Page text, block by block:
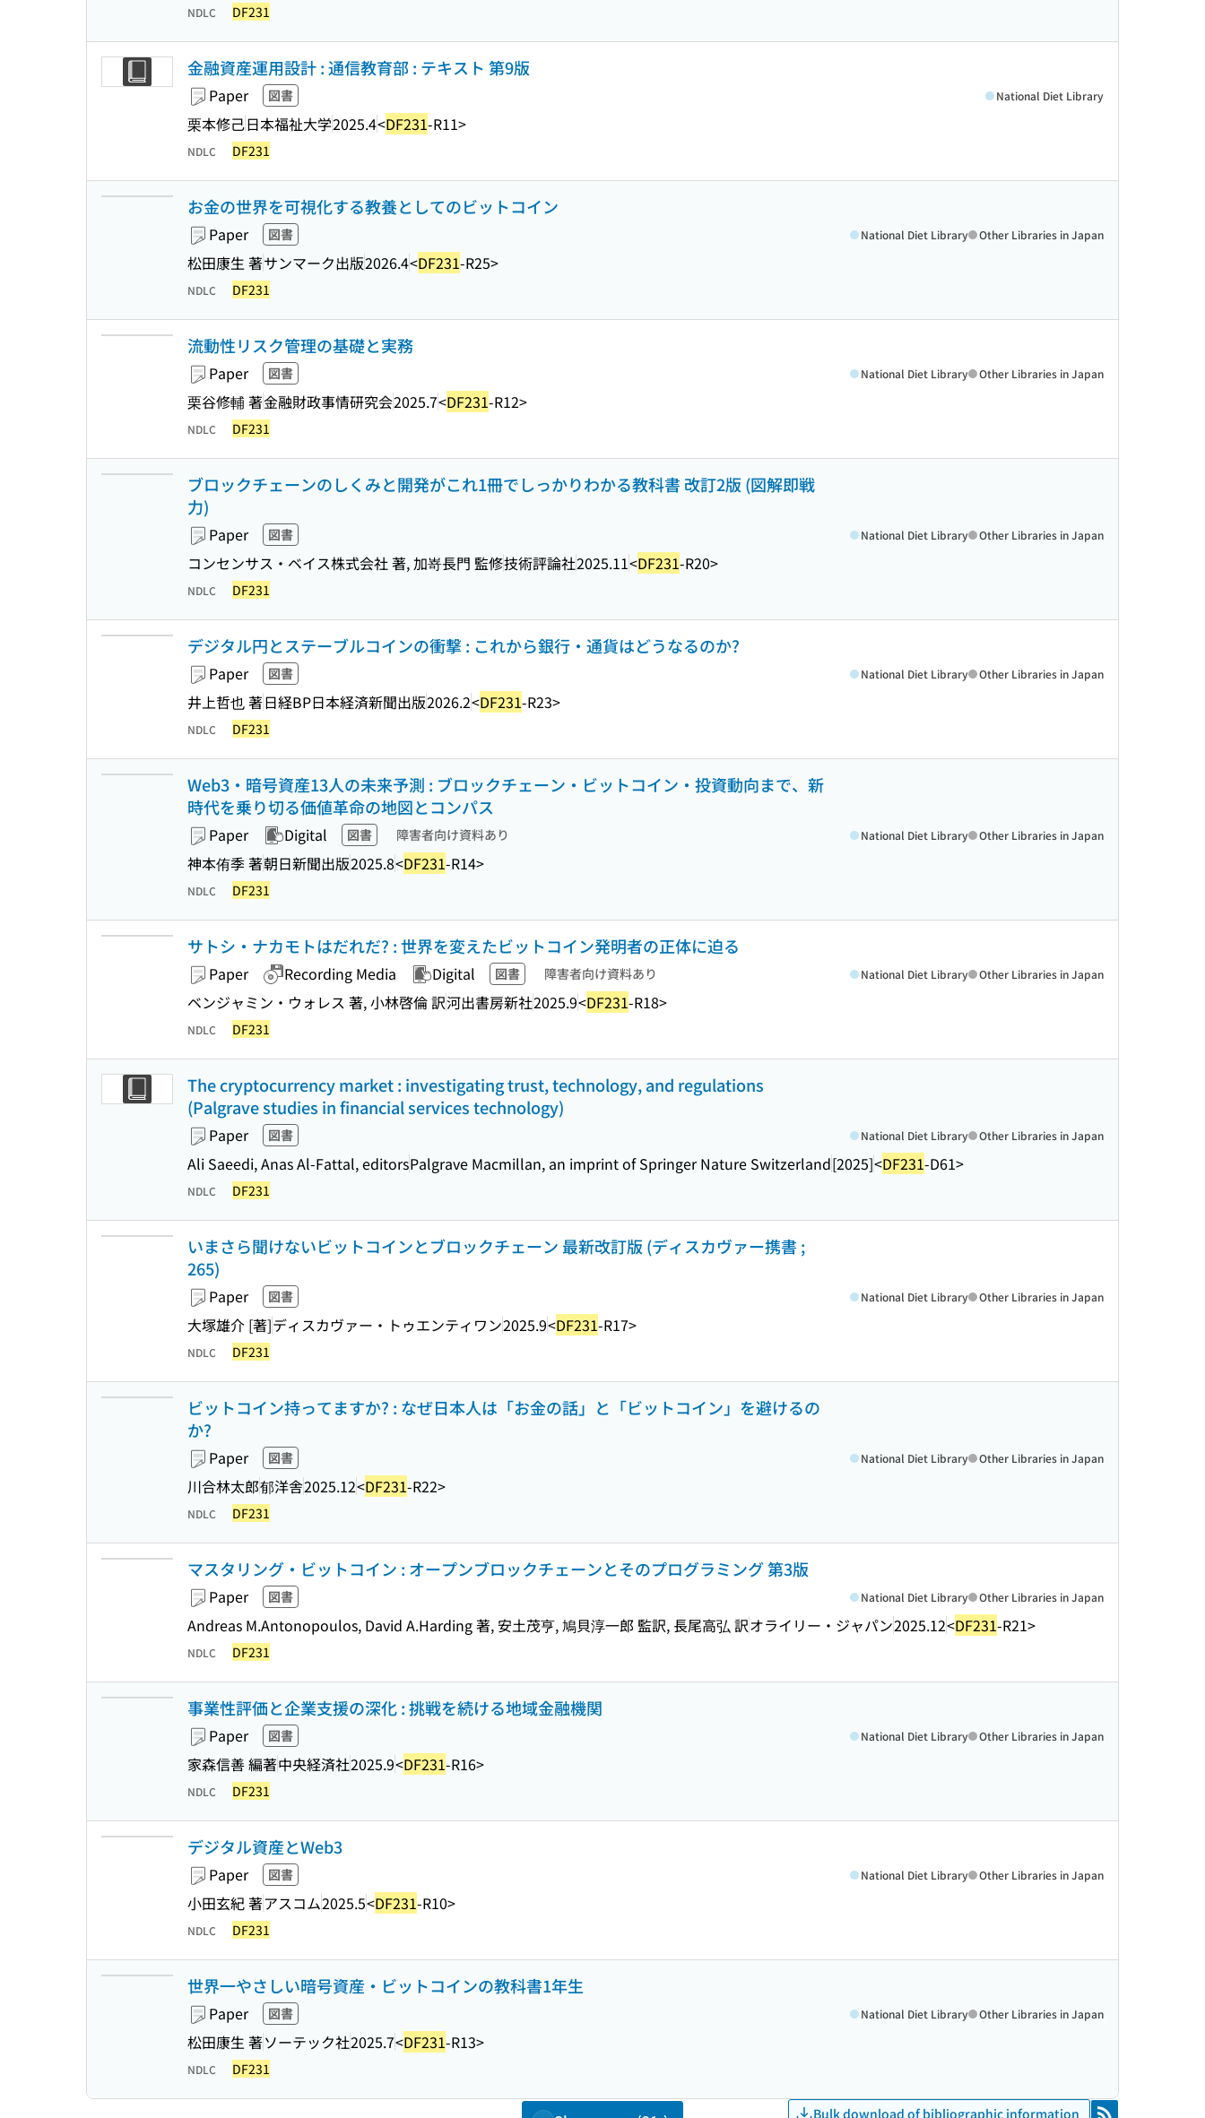
NDLC DF231
金融資産運用設計 : 通信教育部 : テキスト 第9版
Paper 図書
栗本修己日本福祉大学2025.4<DF231-R11>
National Diet Library
NDLC DF231
お金の世界を可視化する教養としてのビットコイン
Paper 図書
松田康生 著サンマーク出版2026.4<DF231-R25>
National Diet Library Other Libraries in Japan
NDLC DF231
流動性リスク管理の基礎と実務
Paper 図書
栗谷修輔 著金融財政事情研究会2025.7<DF231-R12>
National Diet Library Other Libraries in Japan
NDLC DF231
ブロックチェーンのしくみと開発がこれ1冊でしっかりわかる教科書 改訂2版 (図解即戦
力)
Paper 図書
コンセンサス・ベイス株式会社 著, 加嵜長門 監修技術評論社2025.11<DF231-R20>
National Diet Library Other Libraries in Japan
NDLC DF231
デジタル円とステーブルコインの衝撃 : これから銀行・通貨はどうなるのか?
Paper 図書
井上哲也 著日経BP日本経済新聞出版2026.2<DF231-R23>
National Diet Library Other Libraries in Japan
NDLC DF231
Web3・暗号資産13人の未来予測 : ブロックチェーン・ビットコイン・投資動向まで、新
時代を乗り切る価値革命の地図とコンパス
Paper Digital 図書 障害者向け資料あり
神本侑季 著朝日新聞出版2025.8<DF231-R14>
National Diet Library Other Libraries in Japan
NDLC DF231
サトシ・ナカモトはだれだ? : 世界を変えたビットコイン発明者の正体に迫る
Paper Recording Media Digital 図書 障害者向け資料あり
ベンジャミン・ウォレス 著, 小林啓倫 訳河出書房新社2025.9<DF231-R18>
National Diet Library Other Libraries in Japan
NDLC DF231
The cryptocurrency market : investigating trust, technology, and regulations
(Palgrave studies in financial services technology)
Paper 図書
Ali Saeedi, Anas Al-Fattal, editorsPalgrave Macmillan, an imprint of Springer Nature Switzerland[2025]<DF231-D61>
National Diet Library Other Libraries in Japan
NDLC DF231
いまさら聞けないビットコインとブロックチェーン 最新改訂版 (ディスカヴァー携書 ;
265)
Paper 図書
大塚雄介 [著]ディスカヴァー・トゥエンティワン2025.9<DF231-R17>
National Diet Library Other Libraries in Japan
NDLC DF231
ビットコイン持ってますか? : なぜ日本人は「お金の話」と「ビットコイン」を避けるの
か?
Paper 図書
川合林太郎郁洋舎2025.12<DF231-R22>
National Diet Library Other Libraries in Japan
NDLC DF231
マスタリング・ビットコイン : オープンブロックチェーンとそのプログラミング 第3版
Paper 図書
Andreas M.Antonopoulos, David A.Harding 著, 安土茂亨, 鳩貝淳一郎 監訳, 長尾高弘 訳オライリー・ジャパン2025.12<DF231-R21>
National Diet Library Other Libraries in Japan
NDLC DF231
事業性評価と企業支援の深化 : 挑戦を続ける地域金融機関
Paper 図書
家森信善 編著中央経済社2025.9<DF231-R16>
National Diet Library Other Libraries in Japan
NDLC DF231
デジタル資産とWeb3
Paper 図書
小田玄紀 著アスコム2025.5<DF231-R10>
National Diet Library Other Libraries in Japan
NDLC DF231
世界一やさしい暗号資産・ビットコインの教科書1年生
Paper 図書
松田康生 著ソーテック社2025.7<DF231-R13>
National Diet Library Other Libraries in Japan
NDLC DF231
Bulk download of bibliographic information